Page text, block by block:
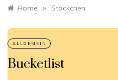
Home » Stöckchen
Bucketlist